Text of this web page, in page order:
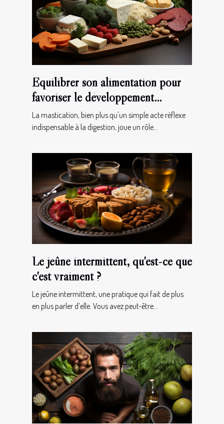
Équilibrer son alimentation pour
favoriser le développement
musculaire de la mâchoire
La mastication, bien plus qu'un simple acte réflexe
indispensable à la digestion, joue un rôle...
Le jeûne intermittent, qu'est-ce que
c'est vraiment ?
Le jeûne intermittent, une pratique qui fait de plus
en plus parler d’elle. Vous avez peut-être...